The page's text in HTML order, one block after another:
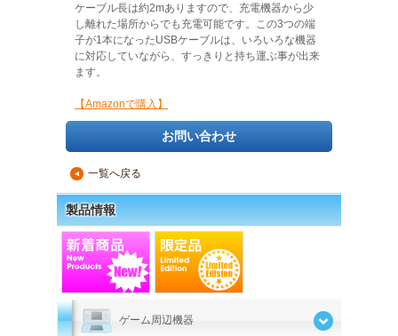
ケーブル長は約2mありますので、充電機器から少
し離れた場所からでも充電可能です。この3つの端
子が1本になったUSBケーブルは、いろいろな機器
に対応していながら、すっきりと持ち運ぶ事が出来
ます。
【Amazonで購入】
お問い合わせ
▲ 一覧へ戻る
製品情報
ゲーム周辺機器